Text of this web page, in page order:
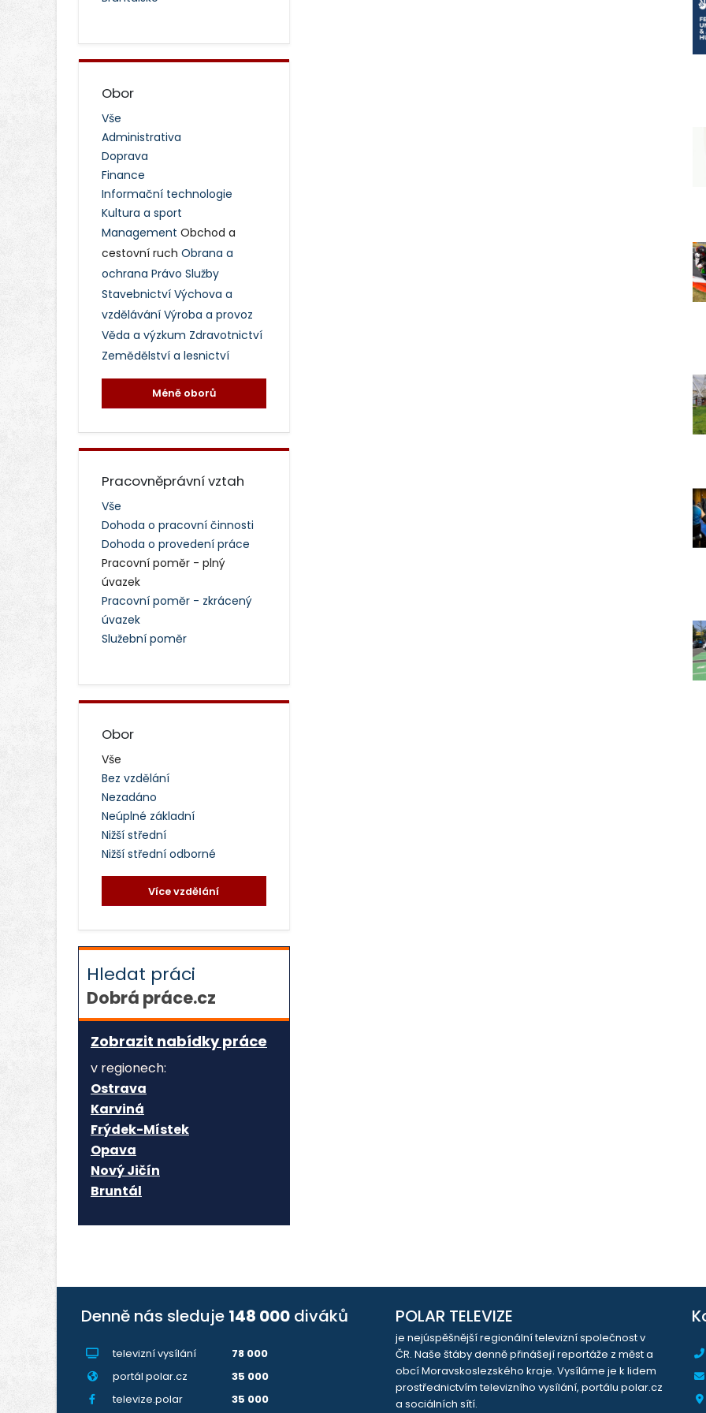
Obor
Vše
Administrativa
Doprava
Finance
Informační technologie
Kultura a sport
Management Obchod a
cestovní ruch Obrana a
ochrana Právo Služby
Stavebnictví Výchova a
vzdělávání Výroba a provoz
Věda a výzkum Zdravotnictví
Zemědělství a lesnictví
Méně oborů
Pracovněprávní vztah
Vše
Dohoda o pracovní činnosti
Dohoda o provedení práce
Pracovní poměr - plný
úvazek
Pracovní poměr - zkrácený
úvazek
Služební poměr
Obor
Vše
Bez vzdělání
Nezadáno
Neúplné základní
Nižší střední
Nižší střední odborné
Více vzdělání
Hledat práci
Dobrá práce.cz
Zobrazit nabídky práce
v regionech:
Ostrava
Karviná
Frýdek-Místek
Opava
Nový Jičín
Bruntál
Denně nás sleduje 148 000 diváků
televizní vysílání
78 000
portál polar.cz
35 000
televize.polar
35 000
POLAR TELEVIZE
je nejúspěšnější regionální televizní společnost v
ČR. Naše štáby denně přinášejí reportáže z měst a
obcí Moravskoslezského kraje. Vysíláme je k lidem
prostřednictvím televizního vysílání, portálu polar.cz
a sociálních sítí.